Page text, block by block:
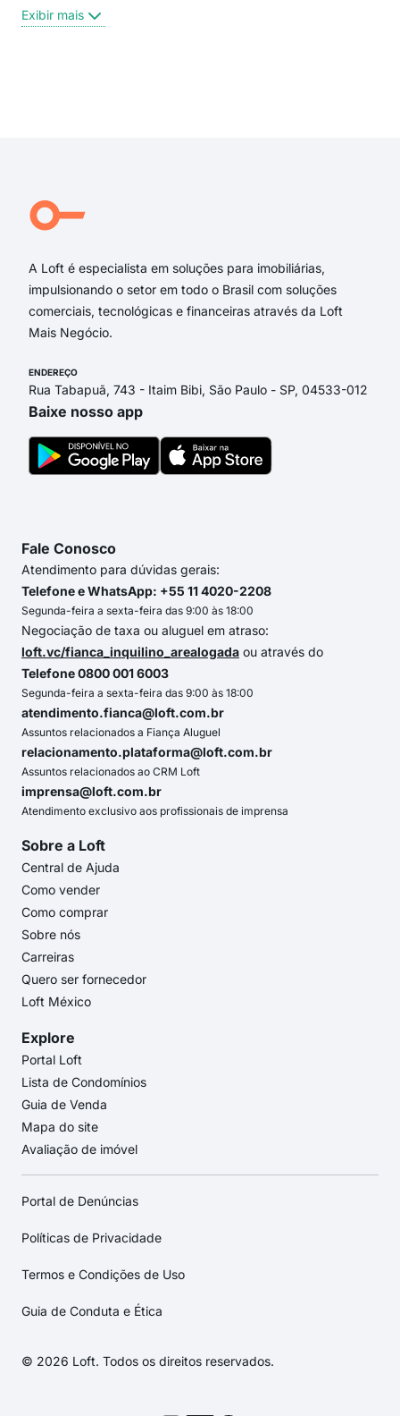
Exibir mais
A Loft é especialista em soluções para imobiliárias,
impulsionando o setor em todo o Brasil com soluções
comerciais, tecnológicas e financeiras através da Loft
Mais Negócio.
ENDEREÇO
Rua Tabapuã, 743 - Itaim Bibi, São Paulo - SP, 04533-012
Baixe nosso app
Fale Conosco
Atendimento para dúvidas gerais:
Telefone e WhatsApp: +55 11 4020-2208
Segunda-feira a sexta-feira das 9:00 às 18:00
Negociação de taxa ou aluguel em atraso:
loft.vc/fianca_inquilino_arealogada ou através do
Telefone 0800 001 6003
Segunda-feira a sexta-feira das 9:00 às 18:00
atendimento.fianca@loft.com.br
Assuntos relacionados a Fiança Aluguel
relacionamento.plataforma@loft.com.br
Assuntos relacionados ao CRM Loft
imprensa@loft.com.br
Atendimento exclusivo aos profissionais de imprensa
Sobre a Loft
Central de Ajuda
Como vender
Como comprar
Sobre nós
Carreiras
Quero ser fornecedor
Loft México
Explore
Portal Loft
Lista de Condomínios
Guia de Venda
Mapa do site
Avaliação de imóvel
Portal de Denúncias
Políticas de Privacidade
Termos e Condições de Uso
Guia de Conduta e Ética
© 2026 Loft. Todos os direitos reservados.